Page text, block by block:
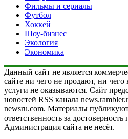
Фильмы и сериалы
Футбол
Хоккей
Шоу-бизнес
Экология
Экономика
Данный сайт не является
сайте ни чего не продают, ни
услуги не оказываются. Сайт
новостей RSS канала
newsru.com. Материалы
ответственность за
Администрация сайта не несёт.